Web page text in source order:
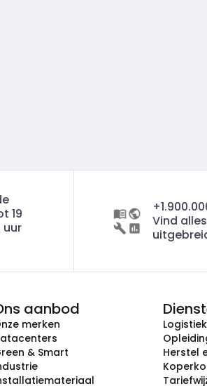
19
uur
Vind
aanbod
merken
& Smart
Herstel